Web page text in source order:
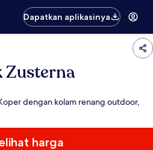
Dapatkan aplikasinya
Zusterna
dengan kolam renang outdoor,
harga